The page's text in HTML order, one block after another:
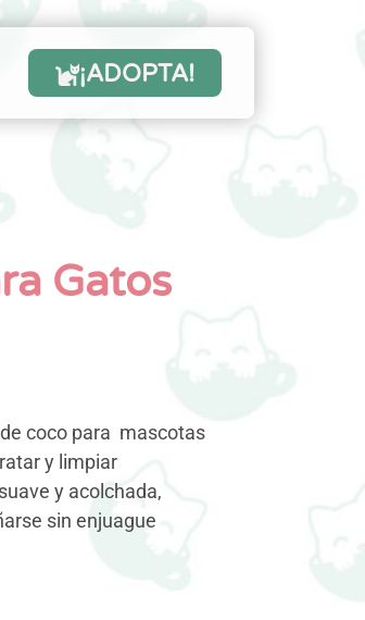
¡ADOPTA!
Gatos
coco para mascotas
y limpiar
y acolchada,
sin enjuague